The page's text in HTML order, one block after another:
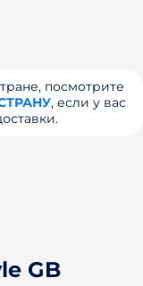
посмотрите
, если у вас
GB